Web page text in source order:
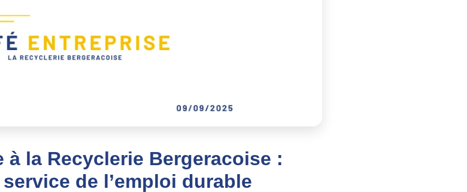
à la Recyclerie Bergeracoise :
de l’emploi durable